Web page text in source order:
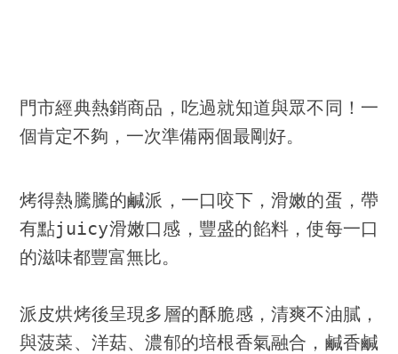
門市經典熱銷商品，吃過就知道與眾不同！一
個肯定不夠，一次準備兩個最剛好。
烤得熱騰騰的鹹派，一口咬下，滑嫩的蛋，帶
有點juicy滑嫩口感，豐盛的餡料，使每一口
的滋味都豐富無比。
派皮烘烤後呈現多層的酥脆感，清爽不油膩，
與菠菜、洋菇、濃郁的培根香氣融合，鹹香鹹